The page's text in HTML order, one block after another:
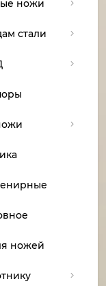
ножи
стали
ножей